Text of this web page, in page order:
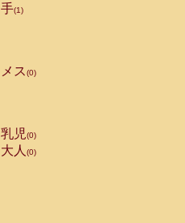
(1)
ス(0)
児(0)
人 (0)